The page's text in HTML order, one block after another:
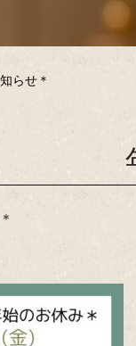
らせ＊